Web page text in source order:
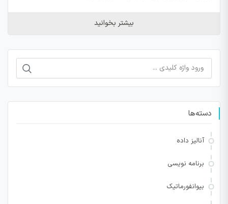
بیشتر بخوانید
جستجو
دسته‌ها
آنالیز داده
برنامه نویسی
بیوانفورماتیک